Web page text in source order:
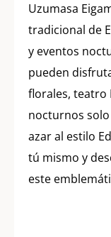
Uzumasa
tradicional de
y eventos
pueden
florales, teatro
nocturnos
azar al estilo
tú mismo y
este